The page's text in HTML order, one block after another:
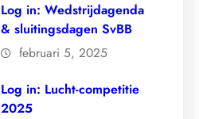
Log in: Wedstrijdagenda
& sluitingsdagen SvBB
februari 5, 2025
Log in: Lucht-competitie
2025